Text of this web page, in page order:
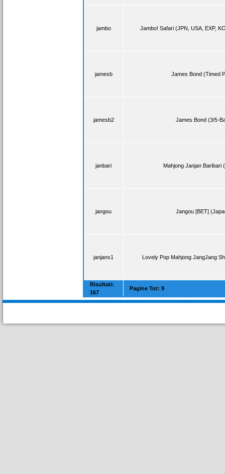
jambo Jambo! Safari (JPN, USA, EXP,
jamesb James Bond (Timed
jamesb2 James Bond (3/5-
janbari Mahjong Janjan Baribari
jangou Jangou [BET]
janjans1 Lovely Pop Mahjong JangJang
Risultati:
167
Pagine Tot: 9